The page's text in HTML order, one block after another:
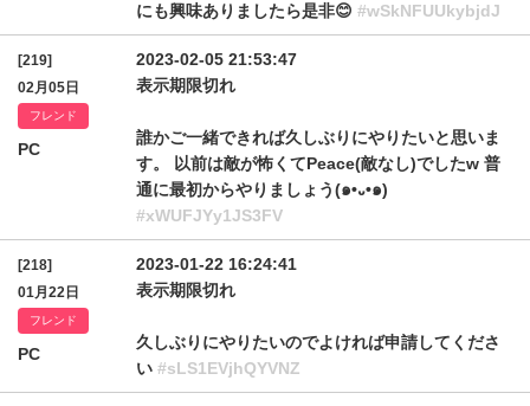
にも興味ありましたら是非😊 #wSkNFUUkybjdJ
[219]
02月05日
フレンド
PC
2023-02-05 21:53:47
表示期限切れ
誰かご一緒できれば久しぶりにやりたいと思いま
す。 以前は敵が怖くてPeace(敵なし)でしたw 普
通に最初からやりましょう(๑•᎑•๑)
#xWUFJYy1JS3FV
[218]
01月22日
フレンド
PC
2023-01-22 16:24:41
表示期限切れ
久しぶりにやりたいのでよければ申請してくださ
い #sLS1EVjhQYVNZ